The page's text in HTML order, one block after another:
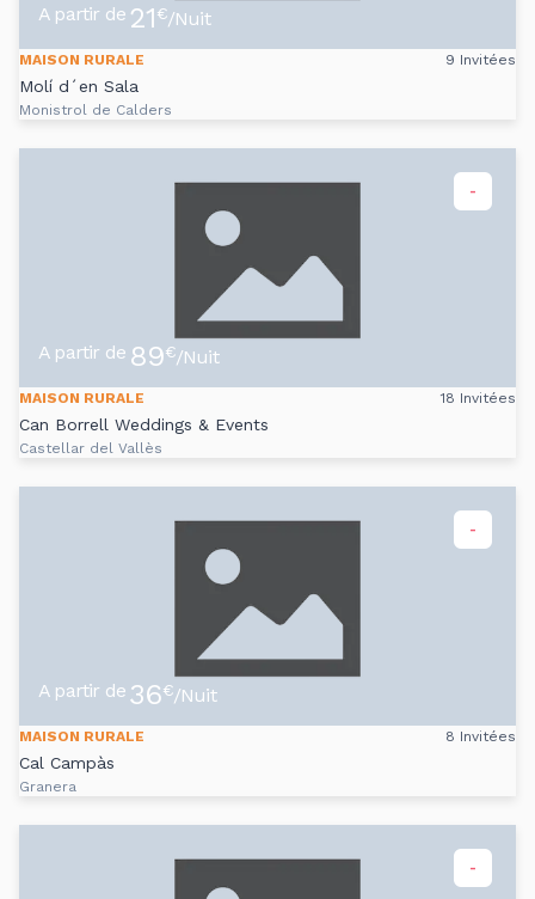
A partir de 21€/Nuit
MAISON RURALE 9 Invitées
Molí d´en Sala
Monistrol de Calders
-
A partir de 89€/Nuit
MAISON RURALE 18 Invitées
Can Borrell Weddings & Events
Castellar del Vallès
-
A partir de 36€/Nuit
MAISON RURALE 8 Invitées
Cal Campàs
Granera
-